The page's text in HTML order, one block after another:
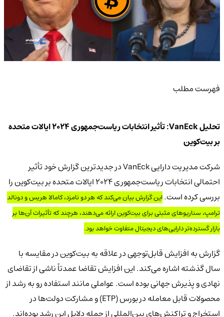
فهرست مطلب
تحلیل VanEck: تأثیر انتخابات ریاست‌جمهوری 2024 ایالات متحده
بر بیت‌کوین
شرکت مدیریت دارایی VanEck در جدیدترین گزارش خود تأثیر
احتمالی انتخابات ریاست‌جمهوری 2024 ایالات متحده بر بیت‌کوین را
بررسی کرده است.این گزارش بیان می‌کند که هر دو نامزد، کامالا هریس و دونالد
ترامپ، سناریوهای مثبتی برای بیت‌کوین ارائه می‌دهند، هرچند که تأثیرات آن‌ها بر
بازار گسترده‌تر دارایی‌های دیجیتال متفاوت خواهد بود.
گزارش به افزایش قابل‌توجهی در علاقه به بیت‌کوین در مقایسه با
سال گذشته اشاره می‌کند. این افزایش تقاضا عمدتاً ناشی از تقاضای
نهادی و پذیرش جهانی بوده است. عواملی مانند استفاده رو به رشد از
محصولات قابل معامله در بورس (ETP) و مشارکت دولت‌ها در
استخراج و تراکنش‌های بین‌المللی از جمله دلایل این رشد بوده‌اند.